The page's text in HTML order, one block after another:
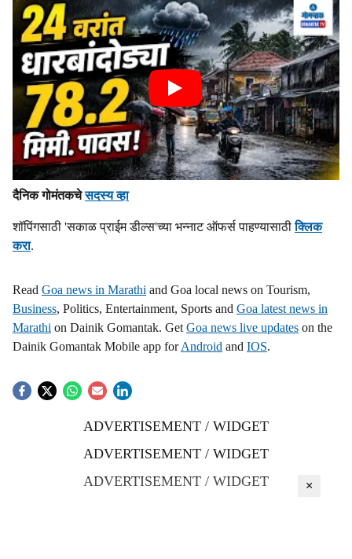
दैनिक गोमंतकचेसदस्य व्हा
शॉपिंगसाठी 'सकाळ प्राईम डील्स'च्या भन्नाट ऑफर्स पाहण्यासाठीक्लिक
करा.
Read Goa news in Marathi and Goa local news on Tourism,
Business, Politics, Entertainment, Sports and Goa latest news in
Marathi on Dainik Gomantak. Get Goa news live updates on the
Dainik Gomantak Mobile app forAndroid and IOS.
ADVERTISEMENT / WIDGET
ADVERTISEMENT / WIDGET
ADVERTISEMENT / WIDGET
×